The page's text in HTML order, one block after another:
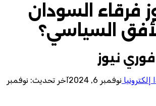
فرقاء السودان
السياسي؟
نيوز
نوفمبر 6, 2024
آخر تحديث: نوفمبر